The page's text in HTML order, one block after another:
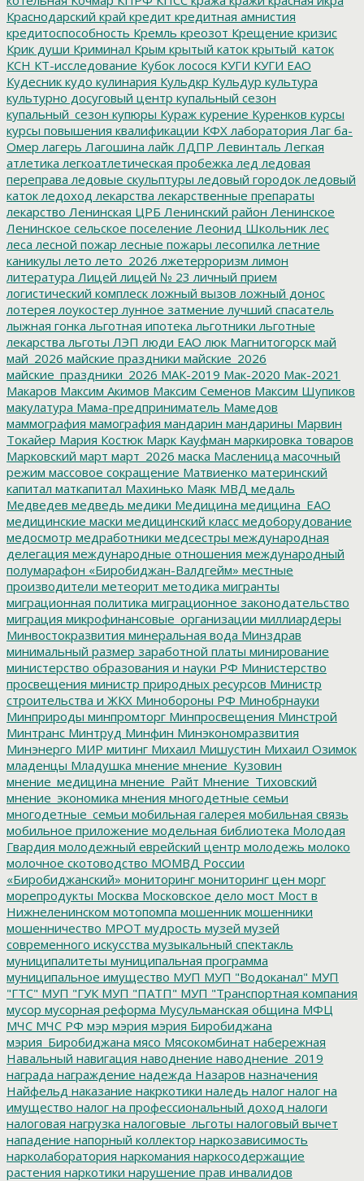
Краснодарский край кредит кредитная амнистия
кредитоспособность Кремль креозот Крещение кризис
Крик души Криминал Крым крытый каток крытый_каток
КСН КТ-исследование Кубок лосося КУГИ КУГИ ЕАО
Кудесник кудо кулинария Кульдкр Кульдур культура
культурно досуговый центр купальный сезон
купальный_сезон купюры Кураж курение Куренков курсы
курсы повышения квалификации КФХ лаборатория Лаг ба-
Омер лагерь Лагошина лайк ЛДПР Левинталь Легкая
атлетика легкоатлетическая пробежка лед ледовая
переправа ледовые скульптуры ледовый городок ледовый
каток ледоход лекарства лекарственные препараты
лекарство Ленинская ЦРБ Ленинский район Ленинское
Ленинское сельское поселение Леонид Школьник лес
леса лесной пожар лесные пожары лесопилка летние
каникулы лето лето_2026 лжетерроризм лимон
литература Лицей лицей № 23 личный прием
логистический комплеск ложный вызов ложный донос
лотерея лоукостер лунное затмение лучший спасатель
лыжная гонка льготная ипотека льготники льготные
лекарства льготы ЛЭП люди ЕАО люк Магнитогорск май
май_2026 майские праздники майские_2026
майские_праздники_2026 МАК-2019 Мак-2020 Мак-2021
Макаров Максим Акимов Максим Семенов Максим Шупиков
макулатура Мама-предприниматель Мамедов
маммография мамография мандарин мандарины Марвин
Токайер Мария Костюк Марк Кауфман маркировка товаров
Марковский март март_2026 маска Масленица масочный
режим массовое сокращение Матвиенко материнский
капитал маткапитал Махинько Маяк МВД медаль
Медведев медведь медики Медицина медицина_ЕАО
медицинские маски медицинский класс медоборудование
медосмотр медработники медсестры международная
делегация международные отношения международный
полумарафон «Биробиджан-Валдгейм» местные
производители метеорит методика мигранты
миграционная политика миграционное законодательство
миграция микрофинансовые_организации миллиардеры
Минвостокразвития минеральная вода Минздрав
минимальный размер заработной платы минирование
министерство образования и науки РФ Министерство
просвещения министр природных ресурсов Министр
строительства и ЖКХ Минобороны РФ Минобрнауки
Минприроды минпромторг Минпросвещения Минстрой
Минтранс Минтруд Минфин Минэкономразвития
Минэнерго МИР митинг Михаил Мишустин Михаил Озимок
младенцы Младушка мнение мнение_Кузовин
мнение_медицина мнение_Райт Мнение_Тиховский
мнение_экономика мнения многодетные семьи
многодетные_семьи мобильная галерея мобильная связь
мобильное приложение модельная библиотека Молодая
Гвардия молодежный еврейский центр молодежь молоко
молочное скотоводство МОМВД России
«Биробиджанский» мониторинг мониторинг цен морг
морепродукты Москва Московское дело мост Мост в
Нижнеленинском мотопомпа мошенник мошенники
мошенничество МРОТ мудрость музей музей
современного искусства музыкальный спектакль
муниципалитеты муниципальная программа
муниципальное имущество МУП МУП "Водоканал" МУП
"ГТС" МУП "ГУК МУП "ПАТП" МУП "Транспортная компания
мусор мусорная реформа Мусульманская община МФЦ
МЧС МЧС РФ мэр мэрия мэрия Биробиджана
мэрия_Биробиджана мясо Мясокомбинат набережная
Навальный навигация наводнение наводнение_2019
награда награждение надежда Назаров назначения
Найфельд наказание накркотики наледь налог налог на
имущество налог на профессиональный доход налоги
налоговая нагрузка налоговые_льготы налоговый вычет
нападение напорный коллектор наркозависимость
нарколаборатория наркомания наркосодержащие
растения наркотики нарушение прав инвалидов